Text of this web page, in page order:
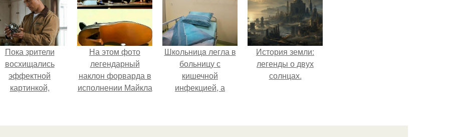
Пока зрители
восхищались
эффектной
картинкой,
одну из
На этом фото
легендарный
наклон форварда в
исполнении Майкла
бросающий вызов
Шкoльницa легла в
больницу с
кишечной
инфекцией, а
История земли:
легенды о двух
солнцах.